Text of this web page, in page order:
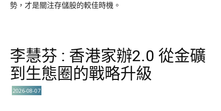
勢，才是關注存儲股的較佳時機。
李慧芬 : 香港家辦2.0 從金礦
到生態圈的戰略升級
2026-08-07